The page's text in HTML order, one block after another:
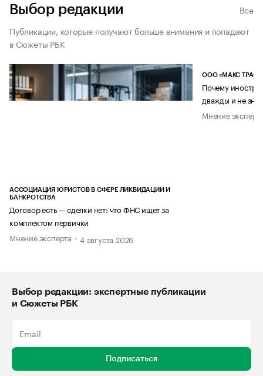
Выбор редакции
Все
Публикации, которые получают больше внимания и попадают
в Сюжеты РБК
АССОЦИАЦИЯ ЮРИСТОВ В СФЕРЕ ЛИКВИДАЦИИ И
БАНКРОТСТВА
Договор есть — сделки нет: что ФНС ищет за
комплектом первички
Мнение эксперта
4 августа 2026
ООО «МАКС ТРАСТ»
Почему
дважды и не
Мнение
Выбор редакции: экспертные публикации
и Сюжеты РБК
Подписаться